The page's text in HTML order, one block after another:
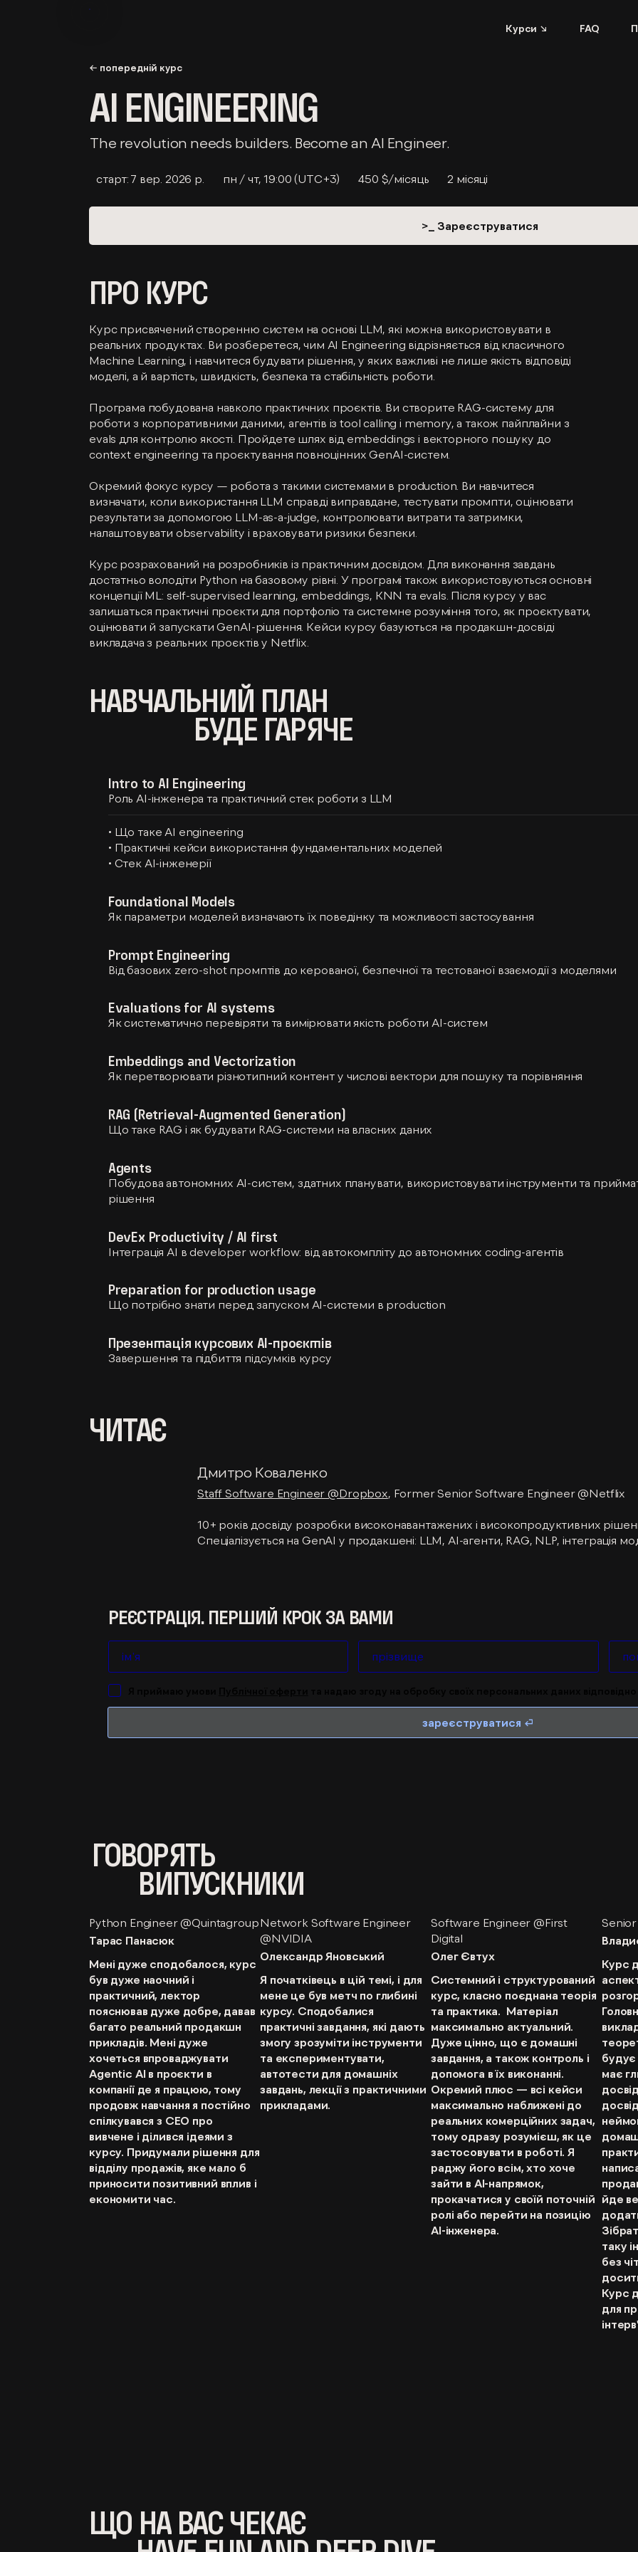
Курси ↘ FAQ
← попередній курс
AI ENGINEERING
The revolution needs builders. Become an AI Engineer.
старт: 7 вер. 2026 р. пн / чт, 19:00 (UTC+3) 450 $/місяць 2 місяці
>_ Зареєструватися
ПРО КУРС
Курс присвячений створенню систем на основі LLM, які можна використовувати в
реальних продуктах. Ви розберетеся, чим AI Engineering відрізняється від класичного
Machine Learning, і навчитеся будувати рішення, у яких важливі не лише якість відповіді
моделі, а й вартість, швидкість, безпека та стабільність роботи.
Програма побудована навколо практичних проєктів. Ви створите RAG-систему для
роботи з корпоративними даними, агентів із tool calling і memory, а також пайплайни з
evals для контролю якості. Пройдете шлях від embeddings і векторного пошуку до
context engineering та проєктування повноцінних GenAI-систем.
Окремий фокус курсу — робота з такими системами в production. Ви навчитеся
визначати, коли використання LLM справді виправдане, тестувати промпти, оцінювати
результати за допомогою LLM-as-a-judge, контролювати витрати та затримки,
налаштовувати observability і враховувати ризики безпеки.
Курс розрахований на розробників із практичним досвідом. Для виконання завдань
достатньо володіти Python на базовому рівні. У програмі також використовуються основні
концепції ML: self-supervised learning, embeddings, KNN та evals. Після курсу у вас
залишаться практичні проєкти для портфоліо та системне розуміння того, як проєктувати,
оцінювати й запускати GenAI-рішення. Кейси курсу базуються на продакшн-досвіді
викладача з реальних проєктів у Netflix.
НАВЧАЛЬНИЙ ПЛАН
БУДЕ ГАРЯЧЕ
Intro to AI Engineering
Роль AI-інженера та практичний стек роботи з LLM
• Що таке AI engineering
• Практичні кейси використання фундаментальних моделей
• Стек AI-інженерії
Foundational Models
Як параметри моделей визначають їх поведінку та можливості застосування
Prompt Engineering
Від базових zero-shot промптів до керованої, безпечної та тестованої взаємодії з моделями
Evaluations for AI systems
Як систематично перевіряти та вимірювати якість роботи AI-систем
Embeddings and Vectorization
Як перетворювати різнотипний контент у числові вектори для пошуку та порівняння
RAG (Retrieval-Augmented Generation)
Що таке RAG і як будувати RAG-системи на власних даних
Agents
Побудова автономних AI-систем, здатних планувати, використовувати інструменти та
рішення
DevEx Productivity / AI first
Інтеграція AI в developer workflow: від автокомпліту до автономних coding-агентів
Preparation for production usage
Що потрібно знати перед запуском AI-системи в production
Презентація курсових АІ-проєктів
Завершення та підбиття підсумків курсу
ЧИТАЄ
Дмитро Коваленко
Staff Software Engineer @Dropbox , Former Senior Software Engineer @Netflix
10+ років досвіду розробки високонавантажених і високопродуктивних
Спеціалізується на GenAI у продакшені: LLM, AI-агенти, RAG, NLP, інтеграція
РЕЄСТРАЦІЯ. ПЕРШИЙ КРОК ЗА ВАМИ
зареєструватися ⏎
ГОВОРЯТЬ
ВИПУСКНИКИ
Python Engineer @Quintagroup
Тарас Панасюк
Мені дуже сподобалося, курс
був дуже наочний і
практичний, лектор
пояснював дуже добре, давав
багато реальний продакшн
прикладів. Мені дуже
хочеться впроваджувати
Agentic AI в проєкти в
компанії де я працюю, тому
продовж навчання я постійно
спілкувався з CEO про
вивчене і ділився ідеями з
курсу. Придумали рішення для
відділу продажів, яке мало б
приносити позитивний вплив і
економити час.
Network Software Engineer
@NVIDIA
Олександр Яновський
Я початківець в цій темі, і для
мене це був метч по глибині
курсу. Сподобалися
практичні завдання, які дають
змогу зрозуміти інструменти
та експериментувати,
автотести для домашніх
завдань, лекції з практичними
прикладами.
Software Engineer @First
Digital
Олег Євтух
Системний і структурований
курс, класно поєднана теорія
та практика. Матеріал
максимально актуальний.
Дуже цінно, що є домашні
завдання, а також контроль і
допомога в їх виконанні.
Окремий плюс — всі кейси
максимально наближені до
реальних комерційних задач,
тому одразу розумієш, як це
застосовувати в роботі. Я
раджу його всім, хто хоче
зайти в AI-напрямок,
прокачатися у своїй поточній
ролі або перейти на позицію
AI-інженера.
Курс
будує
має
йде
таку
без
Курс
для
ЩО НА ВАС ЧЕКАЄ